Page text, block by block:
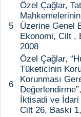
5
Özel Çağlar,
Mahkemelerinin
Üzerine Genel
Ekonomi, Cilt ,
2008
6
Özel Çağlar,
Tüketicinin
Korunması
İktisadi ve
Cilt 26, Baskı